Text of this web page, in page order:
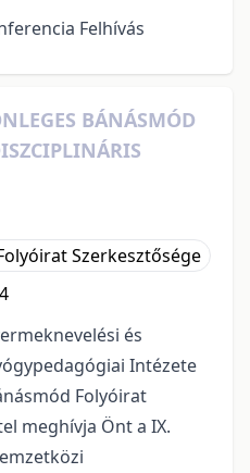
Felhívás
BÁNÁSMÓD
Szerkesztősége
és
Intézete
Folyóirat
meghívja Önt a IX.